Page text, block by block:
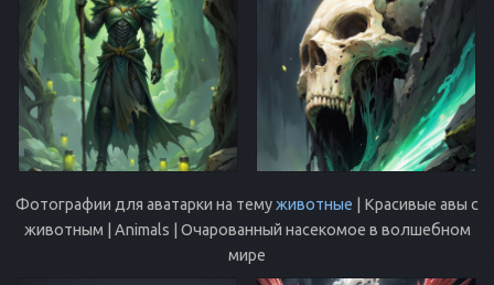
Фотографии для аватарки на темуживотные | Красивые авы с
животным | Animals | Очарованный насекомое в волшебном
мире